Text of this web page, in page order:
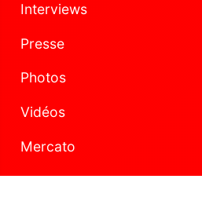
Interviews
Presse
Photos
Vidéos
Mercato